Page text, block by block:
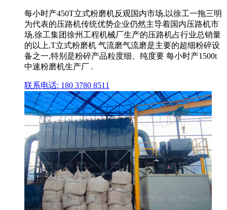
每小时产450T立式粉磨机反观国内市场,以徐工一拖三明
为代表的压路机传统优势企业仍然主导着国内压路机市
场,徐工集团徐州工程机械厂生产的压路机占行业总销量
的以上,T立式粉磨机 气流磨气流磨是主要的超细粉碎设
备之一,特别是粉碎产品粒度细、纯度要 每小时产1500t
中速粉磨机生产厂 .
联系电话: 180 3780 8511